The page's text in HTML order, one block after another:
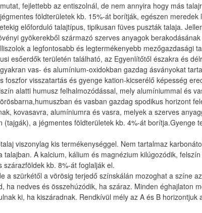
fejlettebb az entiszolnál, de nem annyira hogy más
földterületek kb. 15%-át borítják, egészen
előforduló talajtípus, tipikusan füves puszták talaja.
gyökerekből származó szerves anyagok
a legfontosabb és legtermékenyebb mezőgazdasági
esőerdők területén található, az Egyenlítőtől északra és
vas- és alumínium-oxidokban gazdag ásványokat
foszfor visszatartás és gyenge kation-kicserélő képesség
alatti humusz felhalmozódással, mely alumíniummal és
és vasban gazdag spodikus horizont
kovasavra, alumíniumra és vasra, melyek a szerves
(tajgák), a jégmentes földterületek kb. 4%-át
viszonylag kis termékenységgel. Nem tartalmaz
A kalcium, kálium és magnézium kilúgozódik,
kb. 8%-át foglalják el.
a szürkétől a vörösig terjedő színskálán mozoghat a színe
ha nedves és összehúzódik, ha száraz. Minden éghajlaton
ki, ha kiszáradnak. Rendkívül mély az A és B